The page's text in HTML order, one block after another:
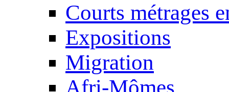
Courts métrages
Expositions
Migration
Afri-Mômes